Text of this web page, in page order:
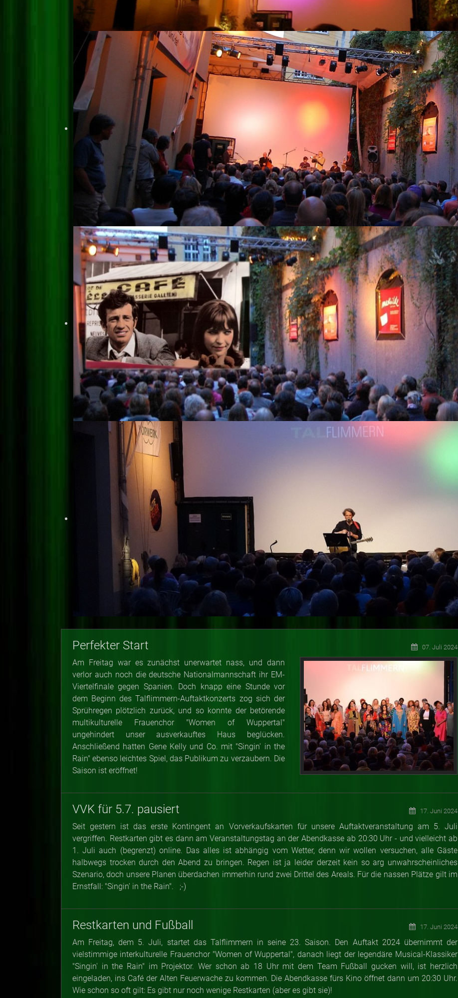
Perfekter Start 07. Juli 2024
Am Freitag war es zunächst unerwartet nass, und dann
verlor auch noch die deutsche Nationalmannschaft ihr EM-
Viertelfinale gegen Spanien. Doch knapp eine Stunde vor
dem Beginn des Talflimmern-Auftaktkonzerts zog sich der
Sprühregen plötzlich zurück, und so konnte der betörende
multikulturelle Frauenchor "Women of Wuppertal"
ungehindert unser ausverkauftes Haus beglücken.
Anschließend hatten Gene Kelly und Co. mit "Singin' in the
Rain" ebenso leichtes Spiel, das Publikum zu verzaubern. Die
Saison ist eröffnet!
VVK für 5.7. pausiert 17. Juni 2024
Seit gestern ist das erste Kontingent an Vorverkaufskarten für unsere Auftaktveranstaltung am 5. Juli
vergriffen. Restkarten gibt es dann am Veranstaltungstag an der Abendkasse ab 20:30 Uhr - und vielleicht ab
1. Juli auch (begrenzt) online. Das alles ist abhängig vom Wetter, denn wir wollen versuchen, alle Gäste
halbwegs trocken durch den Abend zu bringen. Regen ist ja leider derzeit kein so arg unwahrscheinliches
Szenario, doch unsere Planen überdachen immerhin rund zwei Drittel des Areals. Für die nassen Plätze gilt im
Ernstfall: "Singin' in the Rain". ;-)
Restkarten und Fußball 17. Juni 2024
Am Freitag, dem 5. Juli, startet das Talflimmern in seine 23. Saison. Den Auftakt 2024 übernimmt der
vielstimmige interkulturelle Frauenchor "Women of Wuppertal", danach liegt der legendäre Musical-Klassiker
"Singin' in the Rain" im Projektor. Wer schon ab 18 Uhr mit dem Team Fußball gucken will, ist herzlich
eingeladen, ins Café der Alten Feuerwache zu kommen. Die Abendkasse fürs Kino öffnet dann um 20:30 Uhr.
Wie schon so oft gilt: Es gibt nur noch wenige Restkarten (aber es gibt sie)!